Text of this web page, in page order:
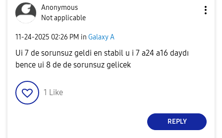
Anonymous
Not applicable
‎11-24-2025 02:26 PM in Galaxy A
Ui 7 de sorunsuz geldi en stabil u i 7 a24 a16 daydı
bence ui 8 de de sorunsuz gelicek
1 Like
REPLY